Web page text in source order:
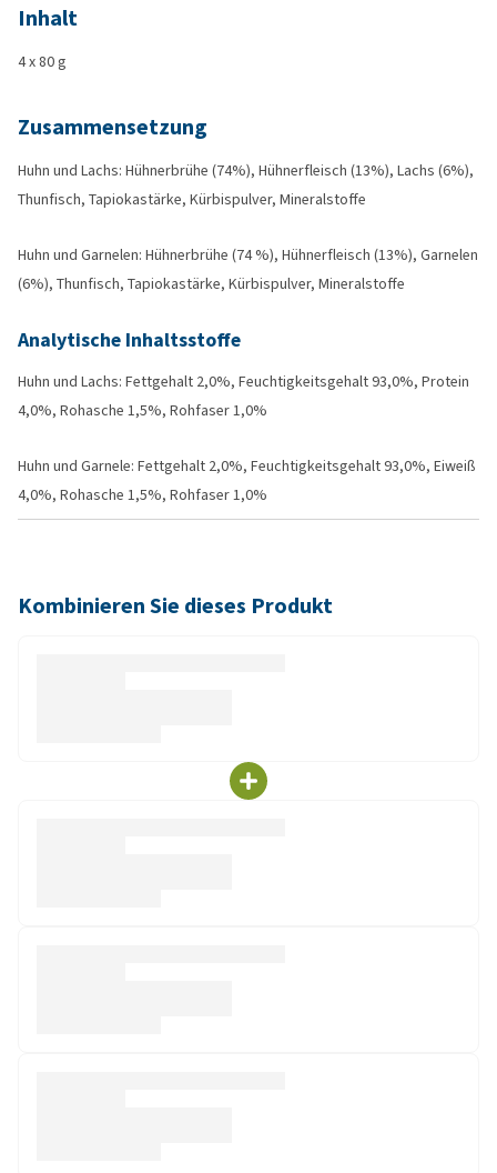
Inhalt
4 x 80 g
Zusammensetzung
Huhn und Lachs: Hühnerbrühe (74%), Hühnerfleisch (13%), Lachs (6%),
Thunfisch, Tapiokastärke, Kürbispulver, Mineralstoffe
Huhn und Garnelen: Hühnerbrühe (74 %), Hühnerfleisch (13%), Garnelen
(6%), Thunfisch, Tapiokastärke, Kürbispulver, Mineralstoffe
Analytische Inhaltsstoffe
Huhn und Lachs: Fettgehalt 2,0%, Feuchtigkeitsgehalt 93,0%, Protein
4,0%, Rohasche 1,5%, Rohfaser 1,0%
Huhn und Garnele: Fettgehalt 2,0%, Feuchtigkeitsgehalt 93,0%, Eiweiß
4,0%, Rohasche 1,5%, Rohfaser 1,0%
Kombinieren Sie dieses Produkt